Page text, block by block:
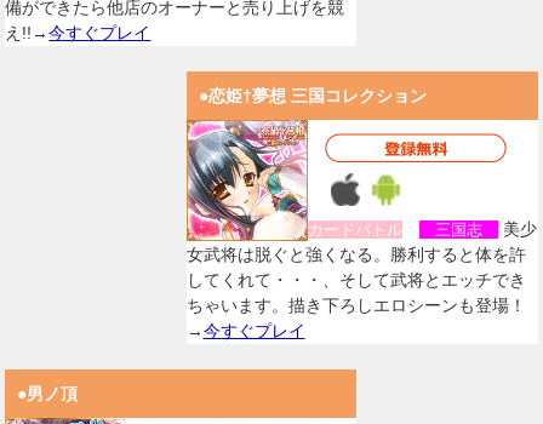
備ができたら他店のオーナーと売り上げを競
え!!→今すぐプレイ
●恋姫†夢想 三国コレクション
カードバトル 三国志
美少
女武将は脱ぐと強くなる。勝利すると体を許
してくれて・・・、そして武将とエッチでき
ちゃいます。描き下ろしエロシーンも登場！
→今すぐプレイ
●男ノ頂